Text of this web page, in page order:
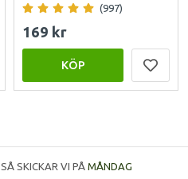
(997)
169 kr
KÖP
SÅ SKICKAR VI PÅ MÅNDAG